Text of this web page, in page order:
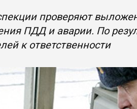
проверяют
ПДД и аварии. По
к ответственности